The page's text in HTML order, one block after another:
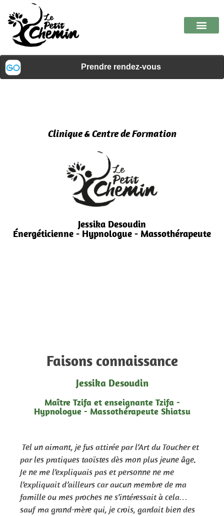
Clinique & Centre de Formation
Jessika Desoudin
Énergéticienne - Hypnologue - Massothérapeute
Faisons connaissance
Jessika Desoudin
Maître Tzifa et enseignante Tzifa -
Hypnologue - Massothérapeute Shiatsu
Tel un aimant, je fus attirée par l’Art du Toucher et
par les pratiques taoïstes dès mon plus jeune âge.
Je ne me l’expliquais pas et personne ne me
l’expliquait d’ailleurs car aucun membre de ma
famille ou mes proches ne s’intéressait à cela…
sauf ma grand-mère qui, je crois, gardait bien des